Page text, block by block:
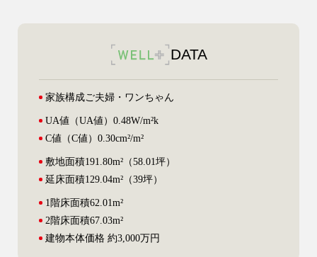
DATA
家族構成ご夫婦・ワンちゃん
UA値 （UA値）0.48W/m²k
C値 （C値）0.30cm²/m²
敷地面積191.80m²（58.01坪）
延床面積129.04m²（39坪）
1階床面積62.01m²
2階床面積67.03m²
建物本体価格 約3,000万円